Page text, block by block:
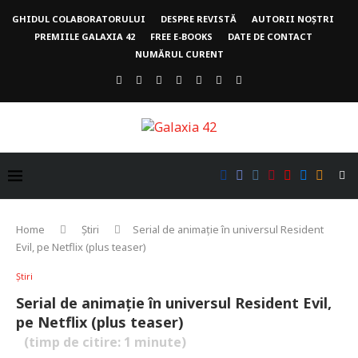
GHIDUL COLABORATORULUI DESPRE REVISTĂ
AUTORII NOȘTRI
PREMIILE GALAXIA 42
FREE E-BOOKS
DATE DE CONTACT
NUMĂRUL CURENT
Home Știri
Serial de animație în universul Resident
Evil, pe Netflix (plus teaser)
Știri
Serial de animație în universul Resident Evil,
pe Netflix (plus teaser)
(timp de citire: 1 minute)